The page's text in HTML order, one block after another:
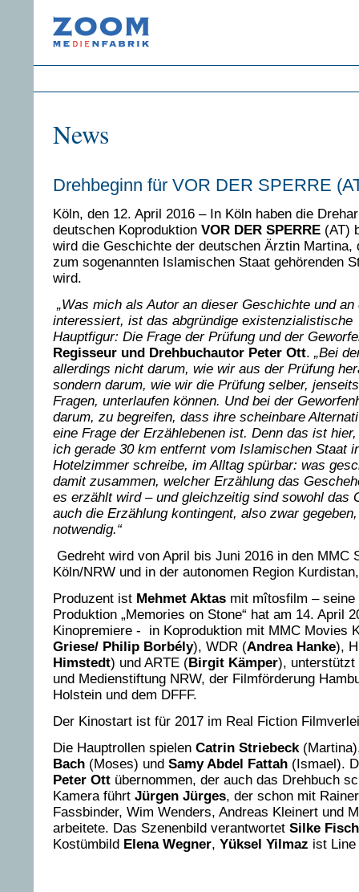
News
Drehbeginn für VOR DER SPERRE
Köln, den 12. April 2016 – In Köln haben die
deutschen Koproduktion VOR DER SPERRE (AT)
wird die Geschichte der deutschen Ärztin Martina,
zum sogenannten Islamischen Staat gehörenden
wird.
„Was mich als Autor an dieser Geschichte und an
interessiert, ist das abgründige existenzialistische
Hauptfigur: Die Frage der Prüfung und der
Regisseur und Drehbuchautor Peter Ott. „Bei
allerdings nicht darum, wie wir aus der Prüfung
sondern darum, wie wir die Prüfung selber,
Fragen, unterlaufen können. Und bei der
darum, zu begreifen, dass ihre scheinbare
eine Frage der Erzählebenen ist. Denn das ist
ich gerade 30 km entfernt vom Islamischen Staat
Hotelzimmer schreibe, im Alltag spürbar: was
damit zusammen, welcher Erzählung das
es erzählt wird – und gleichzeitig sind sowohl das
auch die Erzählung kontingent, also zwar
notwendig.“
Gedreht wird von April bis Juni 2016 in den MMC
Köln/NRW und in der autonomen Region
Produzent ist Mehmet Aktas mit mîtosfilm – seine
Produktion „Memories on Stone“ hat am 14. April
Kinopremiere - in Koproduktion mit MMC Movies
Griese/ Philip Borbély), WDR (Andrea Hanke),
Himstedt) und ARTE (Birgit Kämper), unterstützt
und Medienstiftung NRW, der Filmförderung
Holstein und dem DFFF.
Der Kinostart ist für 2017 im Real Fiction
Die Hauptrollen spielen Catrin Striebeck
Bach (Moses) und Samy Abdel Fattah (Ismael).
Peter Ott übernommen, der auch das Drehbuch
Kamera führt Jürgen Jürges, der schon mit
Fassbinder, Wim Wenders, Andreas Kleinert und
arbeitete. Das Szenenbild verantwortet Silke
Kostümbild Elena Wegner, Yüksel Yilmaz ist